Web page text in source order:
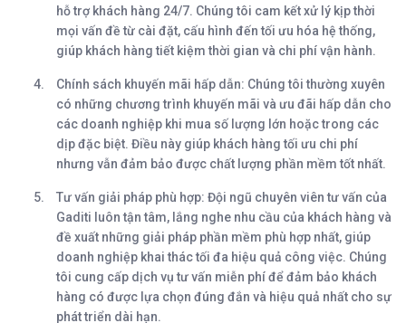
hỗ trợ khách hàng 24/7. Chúng tôi cam kết xử lý kịp thời
mọi vấn đề từ cài đặt, cấu hình đến tối ưu hóa hệ thống,
giúp khách hàng tiết kiệm thời gian và chi phí vận hành.
Chính sách khuyến mãi hấp dẫn: Chúng tôi thường xuyên
có những chương trình khuyến mãi và ưu đãi hấp dẫn cho
các doanh nghiệp khi mua số lượng lớn hoặc trong các
dịp đặc biệt. Điều này giúp khách hàng tối ưu chi phí
nhưng vẫn đảm bảo được chất lượng phần mềm tốt nhất.
Tư vấn giải pháp phù hợp: Đội ngũ chuyên viên tư vấn của
Gaditi luôn tận tâm, lắng nghe nhu cầu của khách hàng và
đề xuất những giải pháp phần mềm phù hợp nhất, giúp
doanh nghiệp khai thác tối đa hiệu quả công việc. Chúng
tôi cung cấp dịch vụ tư vấn miễn phí để đảm bảo khách
hàng có được lựa chọn đúng đắn và hiệu quả nhất cho sự
phát triển dài hạn.